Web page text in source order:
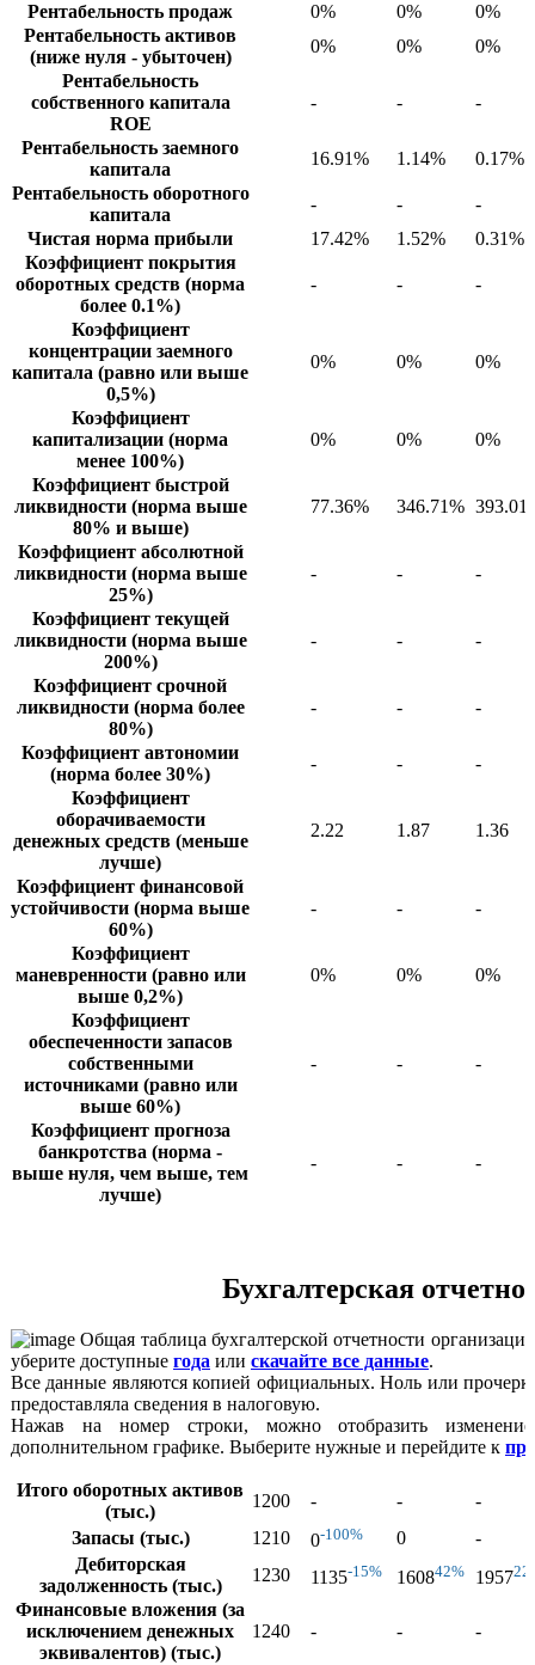
Рентабельность продаж
0% 0%
0%
Рентабельность активов
(ниже нуля - убыточен)
0% 0%
0%
Рентабельность
собственного капитала
ROE
- - -
Рентабельность заемного
капитала
16.91% 1.14%
0.17%
Рентабельность оборотного
капитала
- -
-
Чистая норма прибыли
17.42% 1.52%
0.31%
Коэффициент покрытия
оборотных средств (норма
более 0.1%)
- - -
Коэффициент
концентрации заемного
капитала (равно или выше
0,5%)
0% 0% 0%
Коэффициент
капитализации (норма
менее 100%)
0% 0% 0%
Коэффициент быстрой
ликвидности (норма выше
80% и выше)
77.36% 346.71%
Коэффициент абсолютной
ликвидности (норма выше
25%)
- - -
Коэффициент текущей
ликвидности (норма выше
200%)
- - -
Коэффициент срочной
ликвидности (норма более
80%)
- - -
Коэффициент автономии
(норма более 30%)
- -
-
Коэффициент
оборачиваемости
денежных средств (меньше
лучше)
2.22 1.87 1.36
Коэффициент финансовой
устойчивости (норма выше
60%)
- - -
Коэффициент
маневренности (равно или
выше 0,2%)
0% 0% 0%
Коэффициент
обеспеченности запасов
собственными
источниками (равно или
выше 60%)
- - -
Коэффициент прогноза
банкротства (норма -
выше нуля, чем выше, тем
лучше)
- - -
Бухгалтерская
Общая таблица бухгалтерской отчетности
уберите доступные года или скачайте все данные.
Все данные являются копией официальных. Ноль или прочерк
предоставляла сведения в налоговую.
Нажав на номер строки, можно отобразить
дополнительном графике. Выберите нужные и перейдите к
Итого оборотных активов
(тыс.)
1200 - -
-
Запасы (тыс.)
1210 0-100% 0
-
Дебиторская
задолженность (тыс.)
1230 1135-15% 160842% 1957
Финансовые вложения (за
исключением денежных
эквивалентов) (тыс.)
1240 - - -